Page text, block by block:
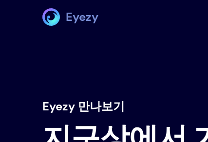
Eyezy
Eyezy 만나보기